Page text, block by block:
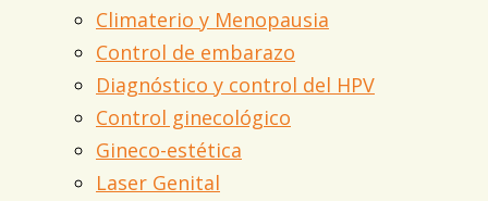
Climaterio y Menopausia
Control de embarazo
Diagnóstico y control del HPV
Control ginecológico
Gineco-estética
Laser Genital